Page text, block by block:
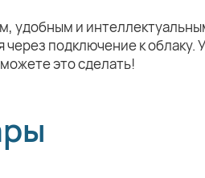
и
подключение к
это сделать!